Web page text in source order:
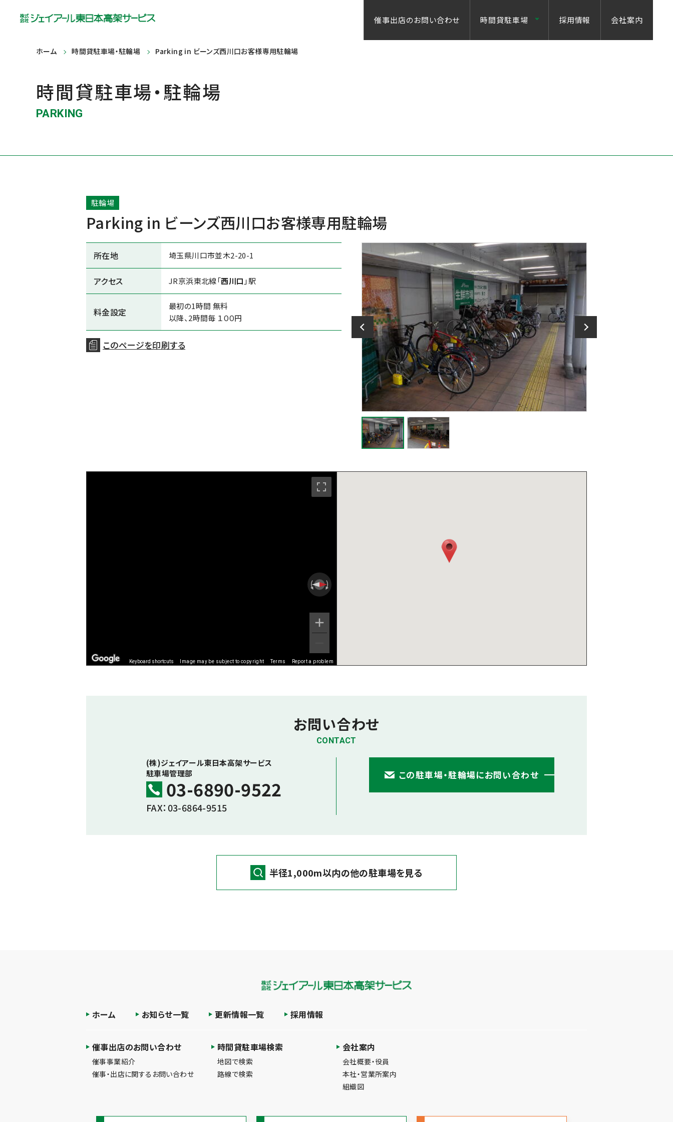
催事出店のお問い合わせ 時間貸駐車場 採用情報 会社案内
ホーム 時間貸駐車場・駐輪場 Parking in ビーンズ西川口お客様専用駐輪場
時間貸駐車場・駐輪場
PARKING
駐輪場
Parking in ビーンズ西川口お客様専用駐輪場
所在地 埼玉県川口市並木2-20-1
アクセス JR京浜東北線「西川口 」駅
料金設定
最初の1時間 無料
以降、2時間毎 １００円
このページを印刷する
Keyboard shortcuts Image may be subject to copyright Terms Report a problem
お問い合わせ
CONTACT
(株)ジェイアール東日本高架サービス
駐車場管理部
03-6890-9522
FAX：03-6864-9515
この駐車場・駐輪場にお問い合わせ
半径1,000m以内の他の駐車場を見る
ホーム お知らせ一覧 更新情報一覧 採用情報
催事出店のお問い合わせ
催事事業紹介
催事・出店に関するお問い合わせ
時間貸駐車場検索
地図で検索
路線で検索
会社案内
会社概要・役員
本社・営業所案内
組織図